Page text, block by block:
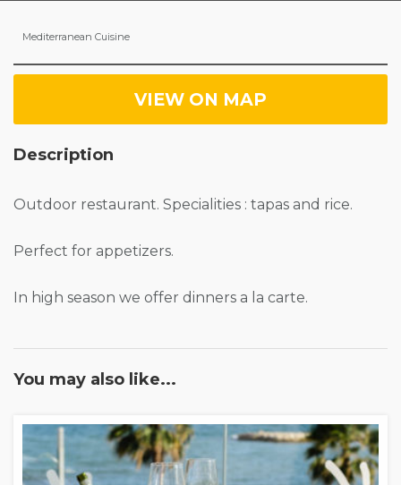
Mediterranean Cuisine
VIEW ON MAP
Description
Outdoor restaurant. Specialities : tapas and rice.
Perfect for appetizers.
In high season we offer dinners a la carte.
You may also like...